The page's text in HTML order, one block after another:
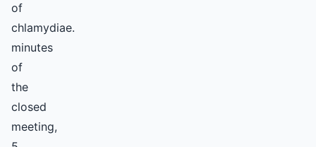
of
chlamydiae.
minutes
of
the
closed
meeting,